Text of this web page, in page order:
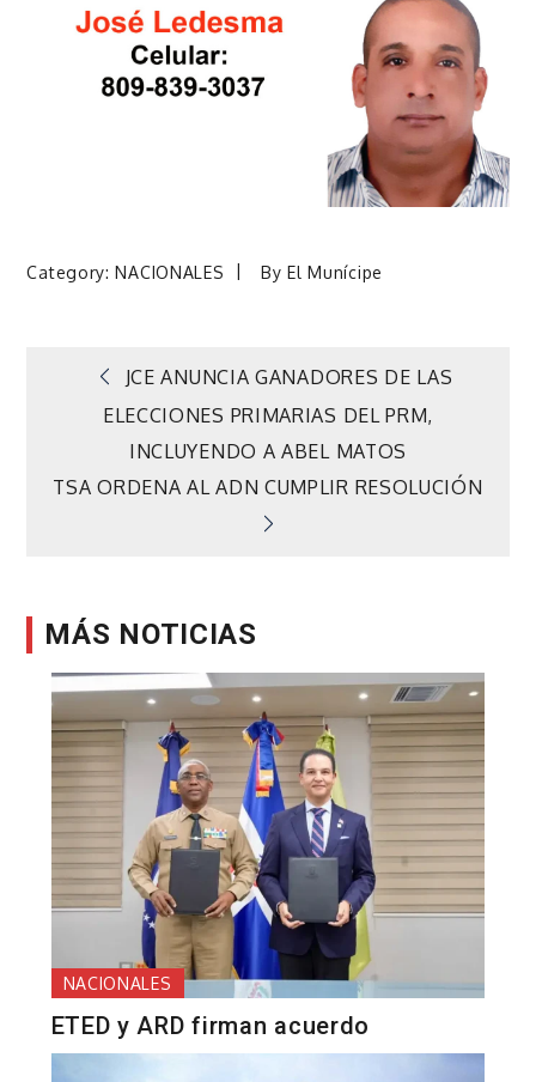
Category:NACIONALES ByEl Munícipe
Navegación
JCE ANUNCIA GANADORES DE LAS
ELECCIONES PRIMARIAS DEL PRM,
INCLUYENDO A ABEL MATOS
TSA ORDENA AL ADN CUMPLIR RESOLUCIÓN
MÁS NOTICIAS
NACIONALES
ETED y ARD firman acuerdo